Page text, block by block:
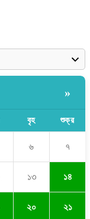
»
বৃহ শুক্র
৬ ৭
১৩ ১৪
২০ ২১